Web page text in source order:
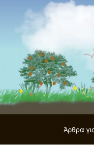
περιεχόμενο
Άρθρα